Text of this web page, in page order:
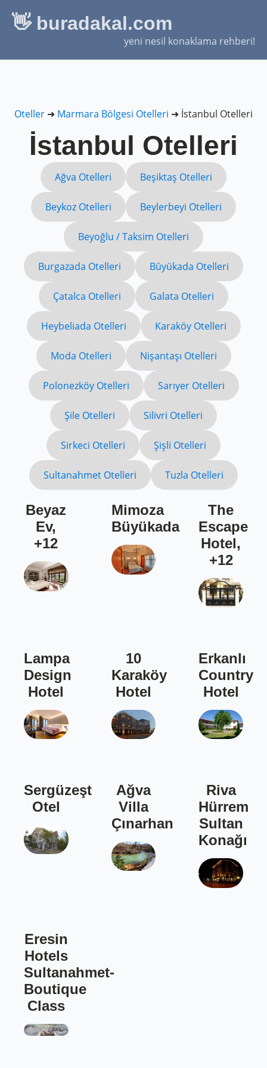
👋 buradakal.com
yeni nesil konaklama rehberi!
Oteller ➜ Marmara Bölgesi Otelleri ➜ İstanbul Otelleri
İstanbul Otelleri
Ağva Otelleri Beşiktaş Otelleri
Beykoz Otelleri Beylerbeyi Otelleri
Beyoğlu / Taksim Otelleri
Burgazada Otelleri Büyükada Otelleri
Çatalca Otelleri Galata Otelleri
Heybeliada Otelleri Karaköy Otelleri
Moda Otelleri Nişantaşı Otelleri
Polonezköy Otelleri Sarıyer Otelleri
Şile Otelleri Silivri Otelleri
Sirkeci Otelleri Şişli Otelleri
Sultanahmet Otelleri Tuzla Otelleri
Beyaz
Ev,
+12
Mimoza
Büyükada
The
Escape
Hotel,
+12
Lampa
Design
Hotel
10
Karaköy
Hotel
Erkanlı
Country
Hotel
Sergüzeşt
Otel
Ağva
Villa
Çınarhan
Riva
Hürrem
Sultan
Konağı
Eresin
Hotels
Sultanahmet-
Boutique
Class